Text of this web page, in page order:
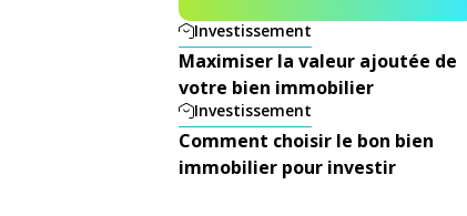
Investissement
Maximiser la valeur ajoutée de
votre bien immobilier
Investissement
Comment choisir le bon bien
immobilier pour investir